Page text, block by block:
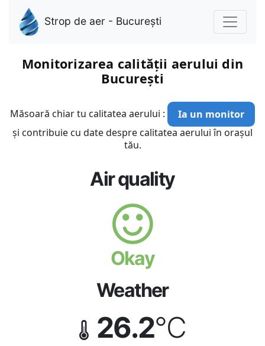
Strop de aer - București
Monitorizarea calității aerului din
București
Măsoară chiar tu calitatea aerului :
Ia un monitor
și contribuie cu date despre calitatea aerului în orașul
tău.
Air quality
Okay
Weather
26.2°C